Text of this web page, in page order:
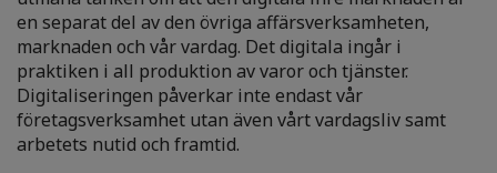
en separat del av den övriga affärsverksamheten,
marknaden och vår vardag. Det digitala ingår i
praktiken i all produktion av varor och tjänster.
Digitaliseringen påverkar inte endast vår
företagsverksamhet utan även vårt vardagsliv samt
arbetets nutid och framtid.